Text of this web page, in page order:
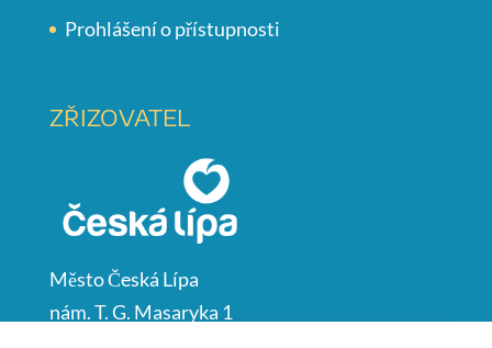
Prohlášení o přístupnosti
ZŘIZOVATEL
Město Česká Lípa
nám. T. G. Masaryka 1